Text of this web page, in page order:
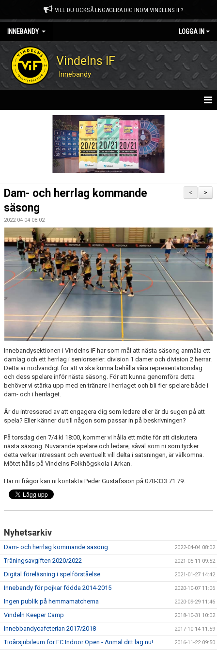
VILL DU OCKSÅ ENGAGERA DIG INOM VINDELNS IF?
INNEBANDY LOGGA IN
Vindelns IF
Innebandy
BILDGALLERI
DOKUMENT
KONTAKT
>
<
Dam- och herrlag kommande
säsong
2022-04-04 08:02
Innebandysektionen i Vindelns IF har som mål att nästa säsong anmäla ett
damlag och ett herrlag i seniorserier: division 1 damer och division 2 herrar.
Detta är nödvändigt för att vi ska kunna behålla våra representationslag
och dess spelare inför nästa säsong. För att kunna genomföra detta
behöver vi stärka upp med en tränare i herrlaget och bli fler spelare både i
dam- och i herrlaget.
Är du intresserad av att engagera dig som ledare eller är du sugen på att
spela? Eller känner du till någon som passar in på beskrivningen?
På torsdag den 7/4 kl 18:00, kommer vi hålla ett möte för att diskutera
nästa säsong. Nuvarande spelare och ledare, såväl som ni som tycker
detta verkar intressant och eventuellt vill delta i satsningen, är välkomna.
Mötet hålls på Vindelns Folkhögskola i Arkan.
Har ni frågor kan ni kontakta Peder Gustafsson på 070-333 71 79.
Nyhetsarkiv
Dam- och herrlag kommande säsong 2022-04-04 08:02
Träningsavgiften 2020/2022 2021-05-11 09:52
Digital föreläsning i spelförståelse 2021-01-27 14:42
Innebandy för pojkar födda 2014-2015 2020-10-07 11:06
Ingen publik på hemmamatcherna 2020-09-29 11:46
Vindeln Keeper Camp 2018-10-31 10:02
Innebbandycafeterian 2017/2018 2017-10-14 11:59
Tioårsjubileum för FC Indoor Open - Anmäl ditt lag nu! 2016-11-22 09:50